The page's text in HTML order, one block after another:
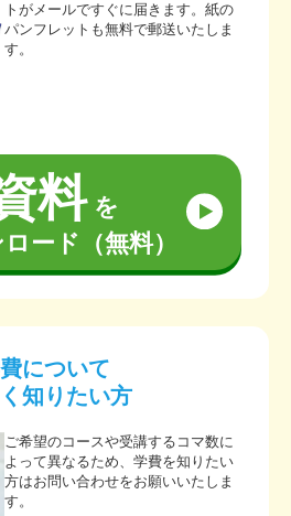
トがメールですぐに届きます。紙の
パンフレットも無料で郵送いたしま
す。
料を
ード（無料）
について
知りたい方
ご希望のコースや受講するコマ数に
よって異なるため、学費を知りたい
方はお問い合わせをお願いいたしま
す。